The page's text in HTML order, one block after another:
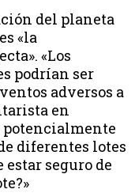
del planeta
«la
«Los
podrían ser
adversos a
en
potencialmente
diferentes lotes
estar seguro de